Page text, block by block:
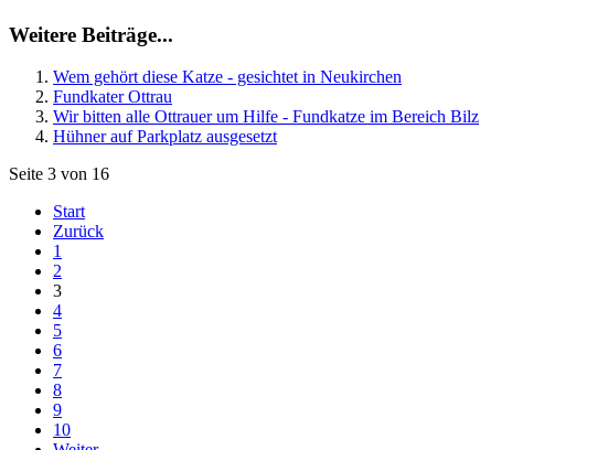
Weitere Beiträge...
Wem gehört diese Katze - gesichtet in Neukirchen
Fundkater Ottrau
Wir bitten alle Ottrauer um Hilfe - Fundkatze im Bereich Bilz
Hühner auf Parkplatz ausgesetzt
Seite 3 von 16
Start
Zurück
1
2
3
4
5
6
7
8
9
10